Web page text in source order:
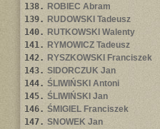
138. ROBIEC Abram
139. RUDOWSKI Tadeusz
140. RUTKOWSKI Walenty
141. RYMOWICZ Tadeusz
142. RYSZKOWSKI Franciszek
143. SIDORCZUK Jan
144. ŚLIWIŃSKI Antoni
145. ŚLIWIŃSKI Jan
146. ŚMIGIEL Franciszek
147. SNOWEK Jan